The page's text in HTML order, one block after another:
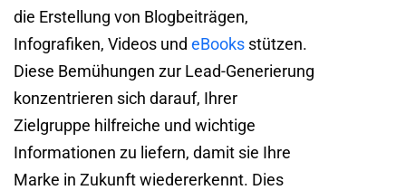
die Erstellung von Blogbeiträgen,
Infografiken, Videos und eBooks stützen.
Diese Bemühungen zur Lead-Generierung
konzentrieren sich darauf, Ihrer
Zielgruppe hilfreiche und wichtige
Informationen zu liefern, damit sie Ihre
Marke in Zukunft wiedererkennt. Dies